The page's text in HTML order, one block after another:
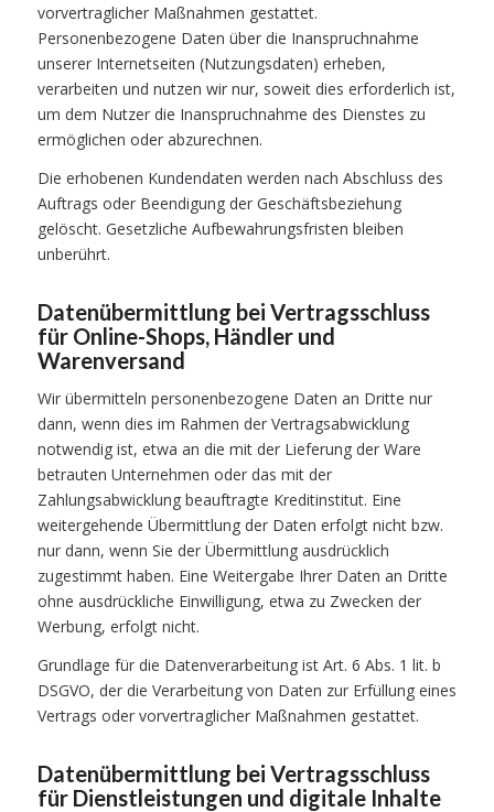
vorvertraglicher Maßnahmen gestattet.
Personenbezogene Daten über die Inanspruchnahme
unserer Internetseiten (Nutzungsdaten) erheben,
verarbeiten und nutzen wir nur, soweit dies erforderlich ist,
um dem Nutzer die Inanspruchnahme des Dienstes zu
ermöglichen oder abzurechnen.
Die erhobenen Kundendaten werden nach Abschluss des
Auftrags oder Beendigung der Geschäftsbeziehung
gelöscht. Gesetzliche Aufbewahrungsfristen bleiben
unberührt.
Datenübermittlung bei Vertragsschluss
für Online-Shops, Händler und
Warenversand
Wir übermitteln personenbezogene Daten an Dritte nur
dann, wenn dies im Rahmen der Vertragsabwicklung
notwendig ist, etwa an die mit der Lieferung der Ware
betrauten Unternehmen oder das mit der
Zahlungsabwicklung beauftragte Kreditinstitut. Eine
weitergehende Übermittlung der Daten erfolgt nicht bzw.
nur dann, wenn Sie der Übermittlung ausdrücklich
zugestimmt haben. Eine Weitergabe Ihrer Daten an Dritte
ohne ausdrückliche Einwilligung, etwa zu Zwecken der
Werbung, erfolgt nicht.
Grundlage für die Datenverarbeitung ist Art. 6 Abs. 1 lit. b
DSGVO, der die Verarbeitung von Daten zur Erfüllung eines
Vertrags oder vorvertraglicher Maßnahmen gestattet.
Datenübermittlung bei Vertragsschluss
für Dienstleistungen und digitale Inhalte